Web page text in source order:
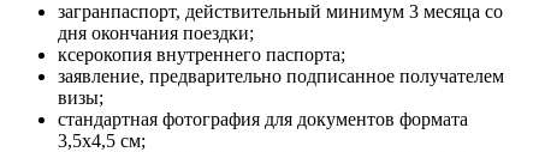
загранпаспорт, действительный минимум 3 месяца со
дня окончания поездки;
ксерокопия внутреннего паспорта;
заявление, предварительно подписанное получателем
визы;
стандартная фотография для документов формата
3,5х4,5 см;